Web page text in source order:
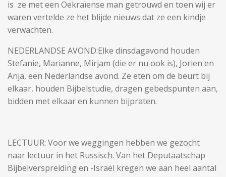
is ze met een Oekraïense man getrouwd en toen wij er
waren vertelde ze het blijde nieuws dat ze een kindje
verwachten.
NEDERLANDSE AVOND:Elke dinsdagavond houden
Stefanie, Marianne, Mirjam (die er nu ook is), Jorien en
Anja, een Nederlandse avond. Ze eten om de beurt bij
elkaar, houden Bijbelstudie, dragen gebedspunten aan,
bidden met elkaar en kunnen bijpraten.
LECTUUR: Voor we weggingen hebben we gezocht
naar lectuur in het Russisch. Van het Deputaatschap
Bijbelverspreiding en -Israël kregen we aan heel aantal